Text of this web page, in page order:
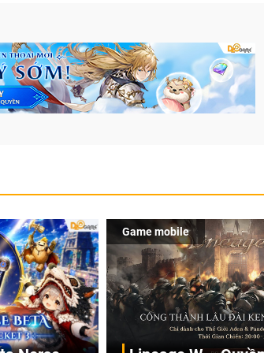
Game mobile